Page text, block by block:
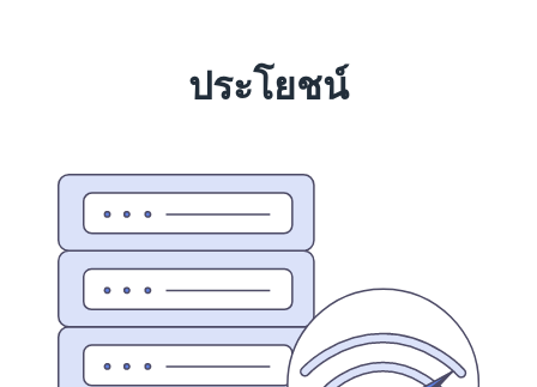
ประโยชน์